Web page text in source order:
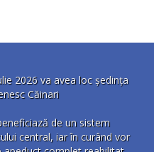
2026 va avea loc ședința
Căinari
de un sistem
central, iar în curând vor